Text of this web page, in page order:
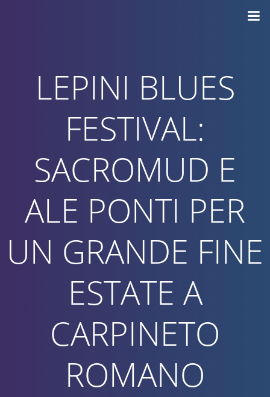
LEPINI BLUES
FESTIVAL:
SACROMUD E
ALE PONTI PER
UN GRANDE FINE
ESTATE A
CARPINETO
ROMANO